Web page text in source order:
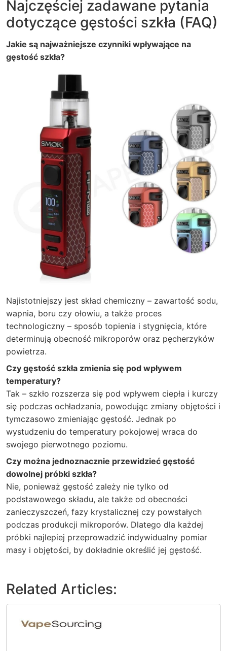
Najczęściej zadawane pytania
dotyczące gęstości szkła (FAQ)
Jakie są najważniejsze czynniki wpływające na
gęstość szkła?
Najistotniejszy jest skład chemiczny – zawartość sodu,
wapnia, boru czy ołowiu, a także proces
technologiczny – sposób topienia i stygnięcia, które
determinują obecność mikroporów oraz pęcherzyków
powietrza.
Czy gęstość szkła zmienia się pod wpływem
temperatury?
Tak – szkło rozszerza się pod wpływem ciepła i kurczy
się podczas ochładzania, powodując zmiany objętości i
tymczasowo zmieniając gęstość. Jednak po
wystudzeniu do temperatury pokojowej wraca do
swojego pierwotnego poziomu.
Czy można jednoznacznie przewidzieć gęstość
dowolnej próbki szkła?
Nie, ponieważ gęstość zależy nie tylko od
podstawowego składu, ale także od obecności
zanieczyszczeń, fazy krystalicznej czy powstałych
podczas produkcji mikroporów. Dlatego dla każdej
próbki najlepiej przeprowadzić indywidualny pomiar
masy i objętości, by dokładnie określić jej gęstość.
Related Articles: